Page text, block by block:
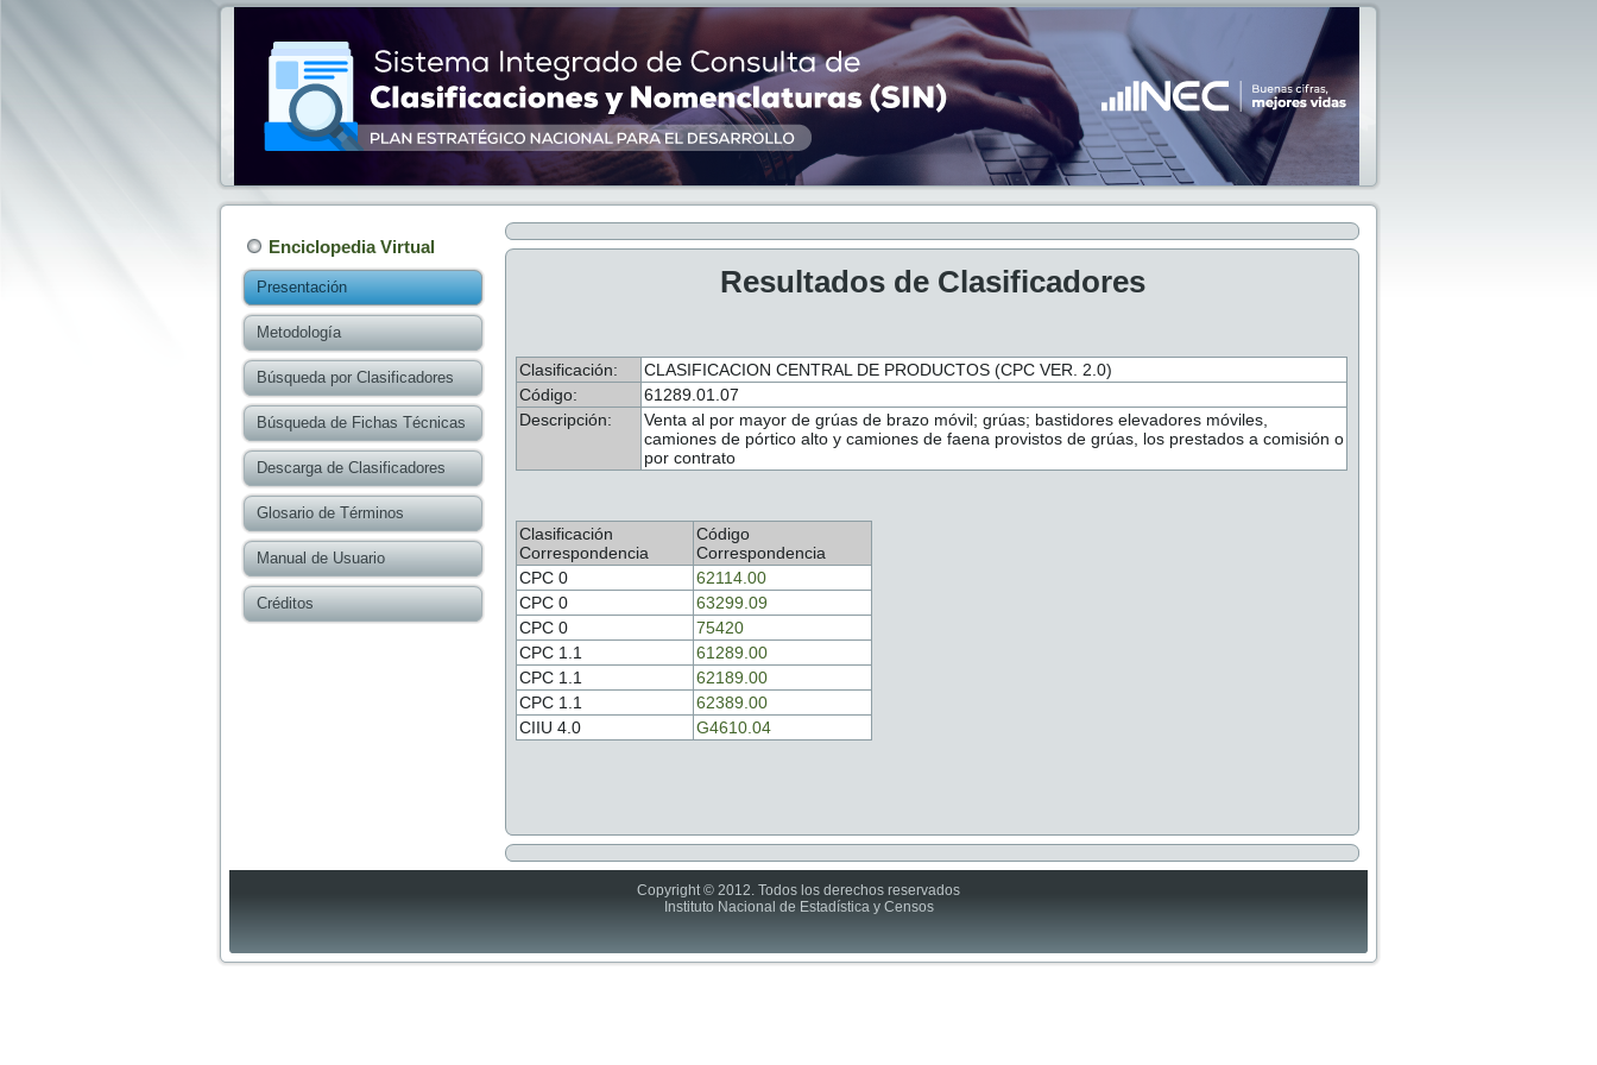
Enciclopedia Virtual
Presentación
Metodología
Búsqueda por Clasificadores
Búsqueda de Fichas Técnicas
Descarga de Clasificadores
Glosario de Términos
Manual de Usuario
Créditos
Resultados de Clasificadores
Clasificación:
CLASIFICACION CENTRAL DE PRODUCTOS (CPC VER. 2.0)
Código:
61289.01.07
Descripción:
Venta al por mayor de grúas de brazo móvil; grúas; bastidores elevadores móviles,
camiones de pórtico alto y camiones de faena provistos de grúas, los prestados a comisión o
por contrato
Clasificación
Correspondencia
Código
Correspondencia
CPC 0
62114.00
CPC 0
63299.09
CPC 0
75420
CPC 1.1
61289.00
CPC 1.1
62189.00
CPC 1.1
62389.00
CIIU 4.0
G4610.04
Copyright © 2012. Todos los derechos reservados
Instituto Nacional de Estadística y Censos